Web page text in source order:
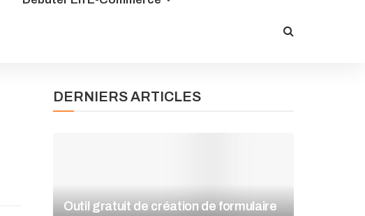
DERNIERS ARTICLES
Outil gratuit de création de formulaire